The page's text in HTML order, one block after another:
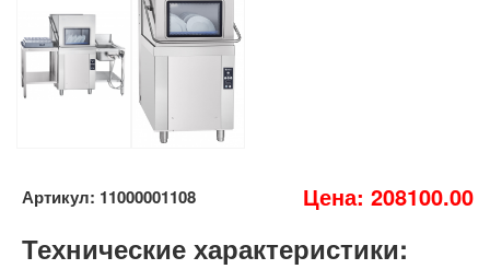
Артикул: 11000001108 Цена: 208100.00
Технические характеристики: